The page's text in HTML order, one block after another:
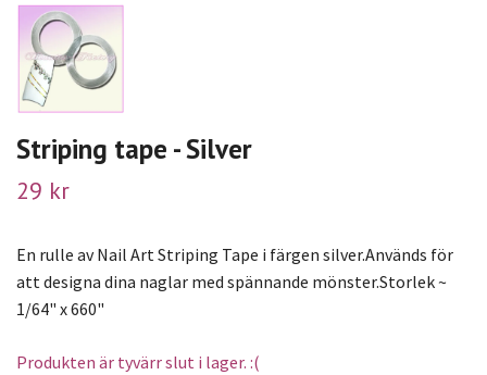
Striping tape - Silver
29 kr
En rulle av Nail Art Striping Tape i färgen silver.Används för
att designa dina naglar med spännande mönster.Storlek ~
1/64" x 660"
Produkten är tyvärr slut i lager. :(